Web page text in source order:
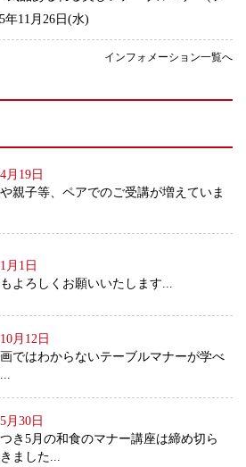
年11月26日(水)
インフォメーション一覧へ
月19日
親子等、ペアでのご受講が増えていま
月1日
よろしくお願いいたします...
月12日
ではわからないテーブルマナーが学べ
月30日
き5月の和食のマナー講座は締め切ら
ました...